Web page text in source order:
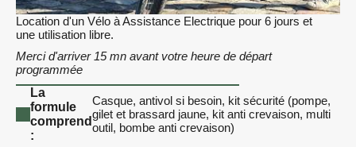
Location d'un Vélo à Assistance Electrique pour 6 jours et
une utilisation libre.
Merci d'arriver 15 mn avant votre heure de départ
programmée
La
formule
comprend
:
Casque, antivol si besoin, kit sécurité (pompe,
gilet et brassard jaune, kit anti crevaison, multi
outil, bombe anti crevaison)